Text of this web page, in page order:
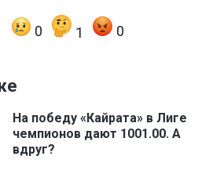
0 1 0
На победу «Кайрата» в Лиге
чемпионов дают 1001.00. А
вдруг?